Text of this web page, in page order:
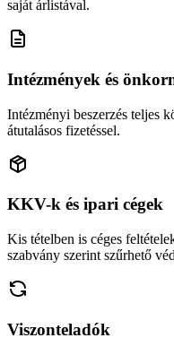
saját árlistával.
Intézmények és
Intézményi beszerzés teljes
átutalásos fizetéssel.
KKV-k és ipari cégek
Kis tételben is céges
szabvány szerint szűrhető
Viszonteladók